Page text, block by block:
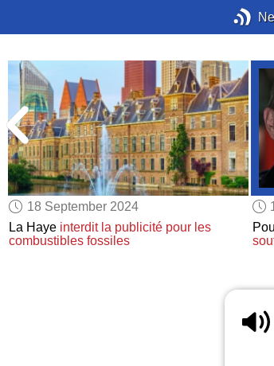
18 September 2024
La Haye interdit la publicité pour les
combustibles fossiles